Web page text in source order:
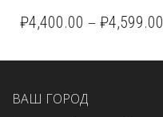
₽4,400.00 – ₽4,599.00
ВАШ ГОРОД